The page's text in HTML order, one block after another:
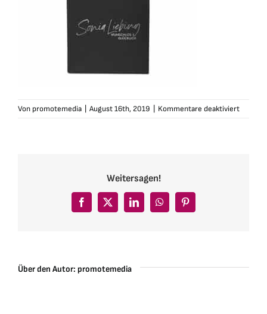
Von promotemedia August 16th, 2019 Kommentare deaktiviertfür
Weitersagen!
Facebook
X LinkedInWhatsAppPinterest
Über den Autor: promotemedia